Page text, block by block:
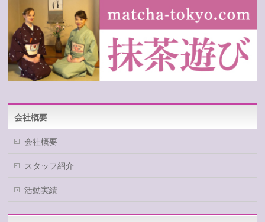
会社概要
会社概要
スタッフ紹介
活動実績